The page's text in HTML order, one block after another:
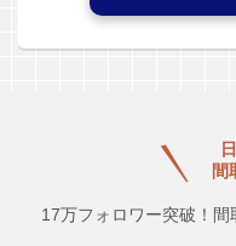
間
17万フォロワー突破！間